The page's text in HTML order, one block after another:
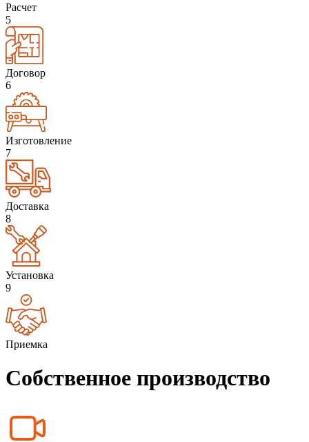
Расчет
5
Договор
6
Изготовление
7
Доставка
8
Установка
9
Приемка
Собственное производство